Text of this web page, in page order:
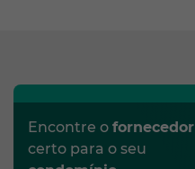
Encontre o fornecedor
certo para o seu